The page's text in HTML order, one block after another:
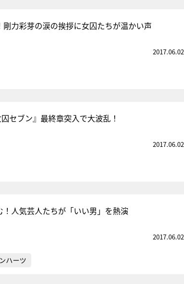
剛力彩芽の涙の挨拶に女囚たちが温かい声
2017.06.02
ブン』最終章突入で大波乱！
2017.06.02
人気芸人たちが「いい男」を熱演
2017.06.02
ハーツ